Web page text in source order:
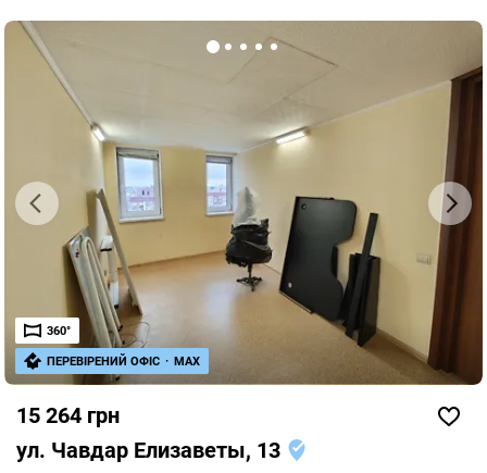
15 264 грн
ул. Чавдар Елизаветы, 13
360°
ПЕРЕВІРЕНИЙ ОФІС · MAX